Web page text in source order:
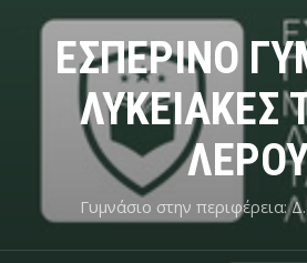
ΕΣΠΕΡΙΝΟ
ΛΥΚΕΙΑΚΕΣ
Γυμνάσιο στην περιφέρεια: